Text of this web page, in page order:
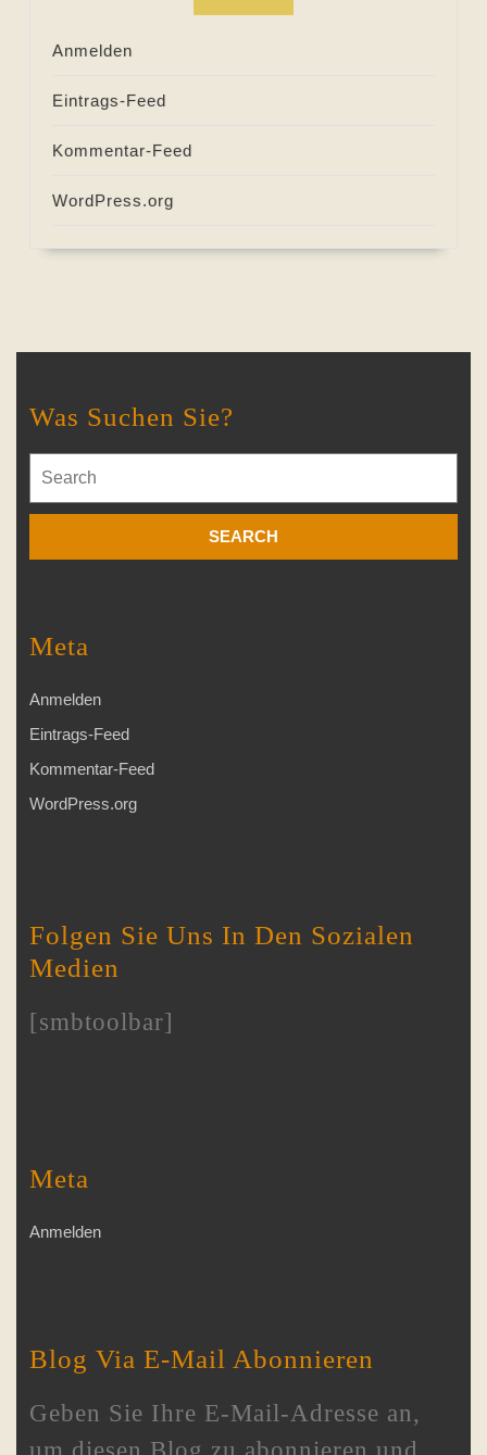
Anmelden
Eintrags-Feed
Kommentar-Feed
WordPress.org
Was Suchen Sie?
for:
Meta
Anmelden
Eintrags-Feed
Kommentar-Feed
WordPress.org
Folgen Sie Uns In Den Sozialen
Medien
[smbtoolbar]
Meta
Anmelden
Blog Via E-Mail Abonnieren
Geben Sie Ihre E-Mail-Adresse an,